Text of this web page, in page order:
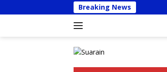
ke
Breaking News